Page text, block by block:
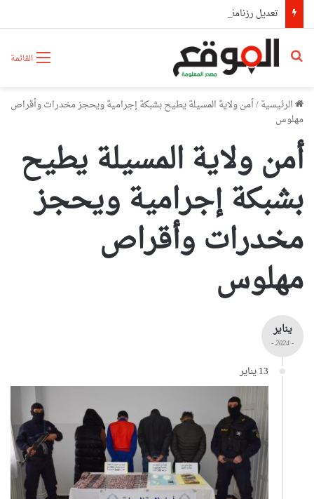
تعديل رزنامة الدخول المدرسي
القائمة بحث عن
الرئيسية/أمن ولاية المسيلة يطيح بشبكة إجرامية ويحجز مخدرات وأقراص
مهلوس
أمن ولاية المسيلة يطيح
بشبكة إجرامية ويحجز
مخدرات وأقراص
مهلوس
يناير
- 2024 -
13 يناير